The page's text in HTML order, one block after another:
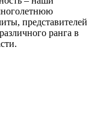
представителей
ранга в